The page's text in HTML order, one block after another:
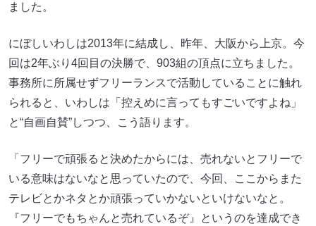
ました。
にぼしいわしは2013年に結成し、昨年、大阪から上京。今
回は2年ぶり4回目の決勝で、903組の頂点に立ちました。
事務所に所属せずフリーランスで活動していることに触れ
られると、いわしは「控えめに言ってもすごいですよね」
と“自画自賛”しつつ、こう語ります。
「フリーで頑張ると決めたからには、売れないとフリーで
いる意味はないなと思っていたので、今回、ここからまた
テレビとかネタとか頑張っていかないといけないなと。
『フリーでもちゃんと売れているぞ』というのを達成でき